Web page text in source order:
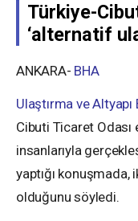
Türkiye-
‘alternatif
ANKARA- BHA
Ulaştırma ve Altyapı
Cibuti Ticaret Odası
insanlarıyla
yaptığı konuşmada,
olduğunu söyledi.